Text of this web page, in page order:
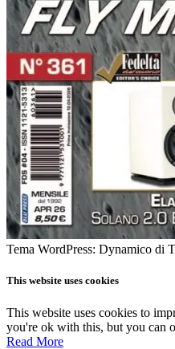
Tema WordPress: Dynamico di
This website uses cookies
This website uses cookies to
you're ok with this, but you can
Read More